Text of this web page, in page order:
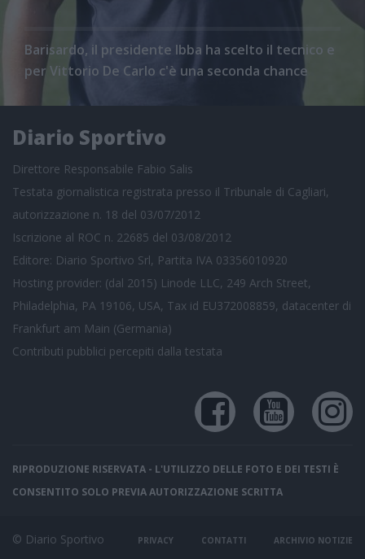
Barisardo, il presidente Ibba ha scelto il tecnico e
per Vittorio De Carlo c'è una seconda chance
Diario Sportivo
Direttore Responsabile Fabio Salis
Testata giornalistica registrata presso il Tribunale di Cagliari,
autorizzazione n. 18 del 03/07/2012
Iscrizione al ROC n. 22685 del 03/08/2012
Editore: Diario Sportivo Srl, Partita IVA 03356010920
Hosting provider: (dal 2015) Linode LLC, 249 Arch Street,
Philadelphia, PA 19106, USA, Tax id EU372008859, datacenter di
Frankfurt am Main (Germania)
Contributi pubblici percepiti dalla testata
RIPRODUZIONE RISERVATA - L'UTILIZZO DELLE FOTO E DEI TESTI È
CONSENTITO SOLO PREVIA AUTORIZZAZIONE SCRITTA
© Diario Sportivo PRIVACY CONTATTI ARCHIVIO NOTIZIE